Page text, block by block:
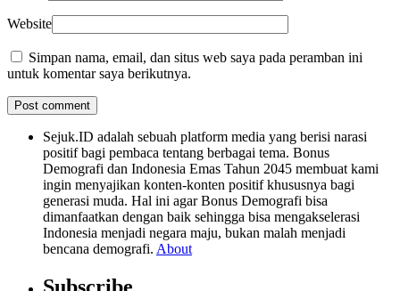
Website
Simpan nama, email, dan situs web saya pada peramban ini
untuk komentar saya berikutnya.
Sejuk.ID adalah sebuah platform media yang berisi narasi
positif bagi pembaca tentang berbagai tema. Bonus
Demografi dan Indonesia Emas Tahun 2045 membuat kami
ingin menyajikan konten-konten positif khususnya bagi
generasi muda. Hal ini agar Bonus Demografi bisa
dimanfaatkan dengan baik sehingga bisa mengakselerasi
Indonesia menjadi negara maju, bukan malah menjadi
bencana demografi. About